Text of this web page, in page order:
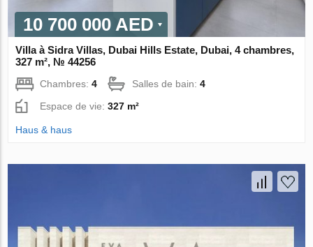
10 700 000 AED
Villa à Sidra Villas, Dubai Hills Estate, Dubai, 4 chambres,
327 m², № 44256
Chambres:4 Salles de bain:4
Espace de vie:327 m²
Haus & haus